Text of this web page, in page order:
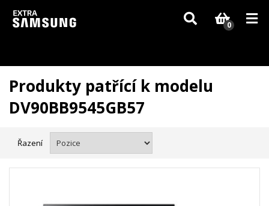
Vzhledem k aktuální situaci se může dodání dílů, které nejsou skladem,
zpozdit. Děkujeme za pochopení.
0
Produkty patřící k modelu
DV90BB9545GB57
Řazení